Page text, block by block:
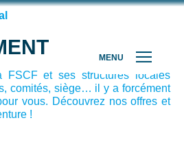
MENU
FSCF et ses structures locales
comités, siège… il y a forcément
vous. Découvrez nos offres et
!